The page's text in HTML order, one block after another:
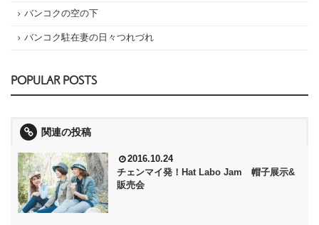
バンコクの空の下
バンコク駐在妻の日々つれづれ
POPULAR POSTS
関連の投稿
2016.10.24
チェンマイ発！Hat Labo Jam 帽子展示&
販売会